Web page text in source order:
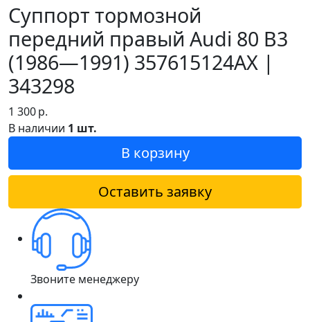
Суппорт тормозной
передний правый Audi 80 B3
(1986—1991) 357615124AX |
343298
1 300р.
В наличии 1 шт.
В корзину
Оставить заявку
Звоните менеджеру